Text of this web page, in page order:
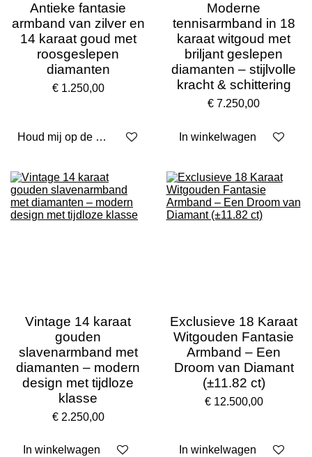
Antieke fantasie
armband van zilver en
14 karaat goud met
roosgeslepen
diamanten
€ 1.250,00
Houd mij op de hoogte
Moderne
tennisarmband in 18
karaat witgoud met
briljant geslepen
diamanten – stijlvolle
kracht & schittering
€ 7.250,00
In winkelwagen
Vintage 14 karaat
gouden
slavenarmband met
diamanten – modern
design met tijdloze
klasse
€ 2.250,00
In winkelwagen
Exclusieve 18 Karaat
Witgouden Fantasie
Armband – Een
Droom van Diamant
(±11.82 ct)
€ 12.500,00
In winkelwagen